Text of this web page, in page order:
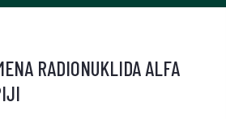
RADIONUKLIDA ALFA